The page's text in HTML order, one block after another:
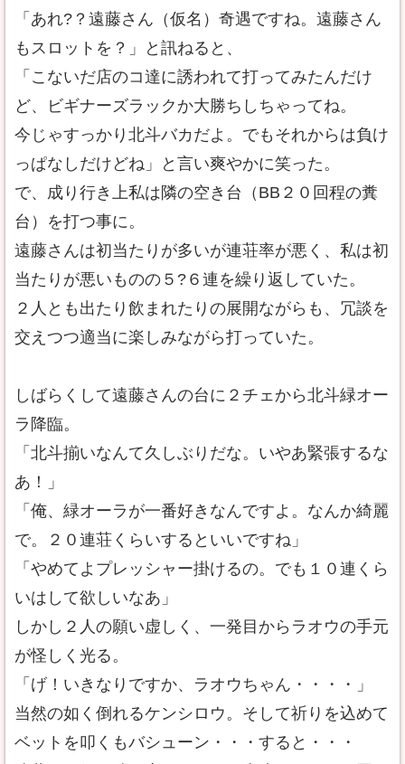
「あれ?？遠藤さん（仮名）奇遇ですね。遠藤さん
もスロットを？」と訊ねると、
「こないだ店のコ達に誘われて打ってみたんだけ
ど、ビギナーズラックか大勝ちしちゃってね。
今じゃすっかり北斗バカだよ。でもそれからは負け
っぱなしだけどね」と言い爽やかに笑った。
で、成り行き上私は隣の空き台（BB２０回程の糞
台）を打つ事に。
遠藤さんは初当たりが多いが連荘率が悪く、私は初
当たりが悪いものの５?６連を繰り返していた。
２人とも出たり飲まれたりの展開ながらも、冗談を
交えつつ適当に楽しみながら打っていた。
しばらくして遠藤さんの台に２チェから北斗緑オー
ラ降臨。
「北斗揃いなんて久しぶりだな。いやあ緊張するな
あ！」
「俺、緑オーラが一番好きなんですよ。なんか綺麗
で。２０連荘くらいするといいですね」
「やめてよプレッシャー掛けるの。でも１０連くら
いはして欲しいなあ」
しかし２人の願い虚しく、一発目からラオウの手元
が怪しく光る。
「げ！いきなりですか、ラオウちゃん・・・・」
当然の如く倒れるケンシロウ。そして祈りを込めて
ベットを叩くもバシューン・・・すると・・・